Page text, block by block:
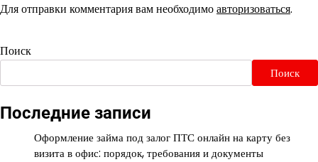
Для отправки комментария вам необходимоавторизоваться.
Поиск
Поиск
Последние записи
Оформление займа под залог ПТС онлайн на карту без
визита в офис: порядок, требования и документы